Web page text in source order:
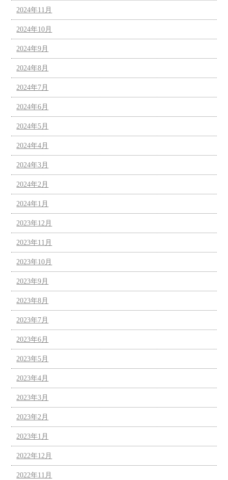
2024年11月
2024年10月
2024年9月
2024年8月
2024年7月
2024年6月
2024年5月
2024年4月
2024年3月
2024年2月
2024年1月
2023年12月
2023年11月
2023年10月
2023年9月
2023年8月
2023年7月
2023年6月
2023年5月
2023年4月
2023年3月
2023年2月
2023年1月
2022年12月
2022年11月